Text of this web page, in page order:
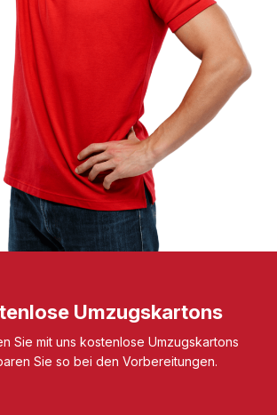
Umzugskartons
Sie mit uns kostenlose Umzugskartons
Sie so bei den Vorbereitungen.